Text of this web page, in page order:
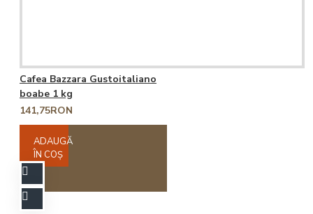
Cafea Bazzara Gustoitaliano
boabe 1 kg
141,75RON
ADAUGĂ
ÎN COŞ